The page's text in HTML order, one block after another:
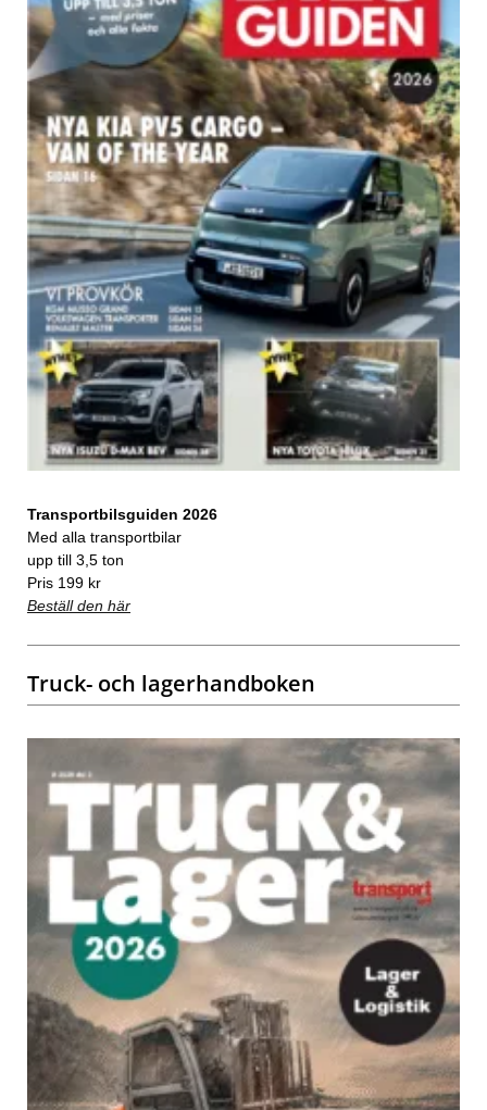
Transportbilsguiden 2026
Med alla transportbilar
upp till 3,5 ton
Pris 199 kr
Beställ den här
Truck- och lagerhandboken